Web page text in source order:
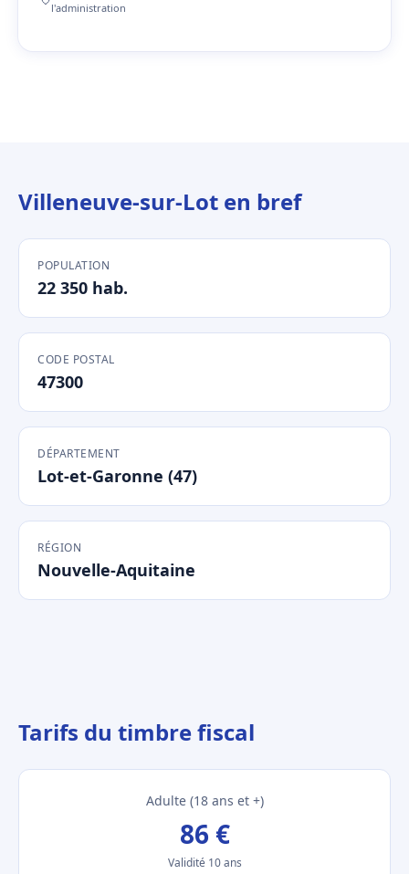
l'administration
Villeneuve-sur-Lot en bref
POPULATION
22 350 hab.
CODE POSTAL
47300
DÉPARTEMENT
Lot-et-Garonne (47)
RÉGION
Nouvelle-Aquitaine
Tarifs du timbre fiscal
Adulte (18 ans et +)
86 €
Validité 10 ans